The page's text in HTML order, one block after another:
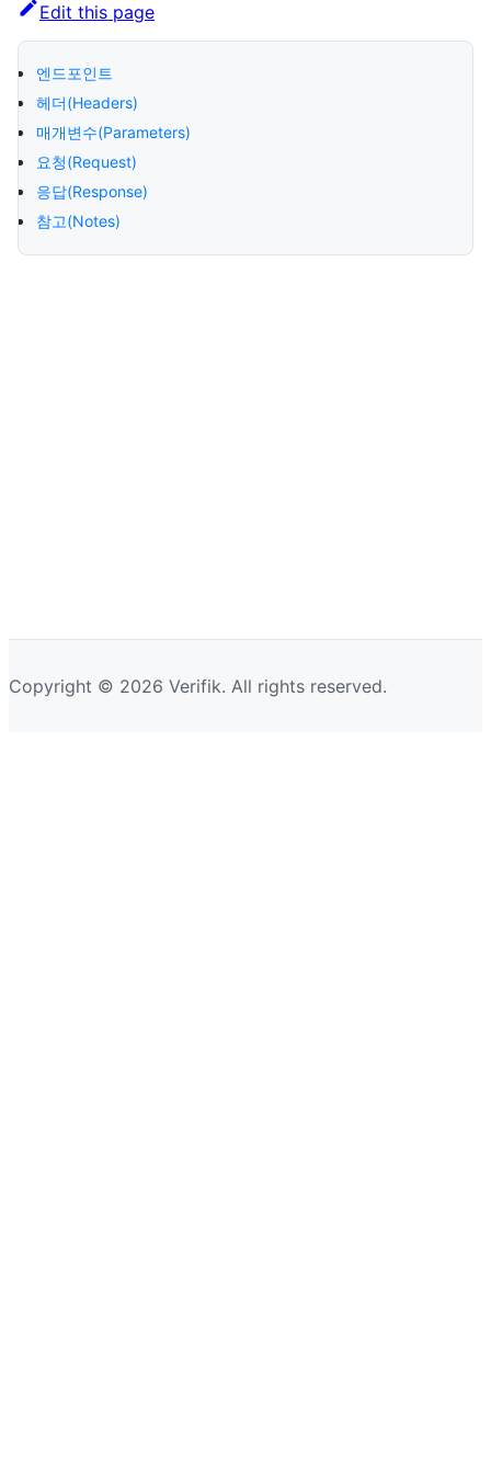
Edit this page
엔드포인트
헤더(Headers)
매개변수(Parameters)
요청(Request)
응답(Response)
참고(Notes)
Copyright © 2026 Verifik. All rights reserved.